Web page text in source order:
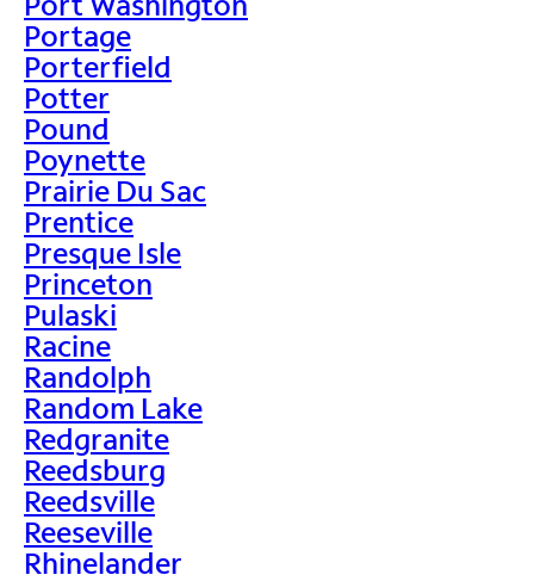
Portage
Porterfield
Potter
Pound
Poynette
Prairie Du Sac
Prentice
Presque Isle
Princeton
Pulaski
Racine
Randolph
Random Lake
Redgranite
Reedsburg
Reedsville
Reeseville
Rhinelander